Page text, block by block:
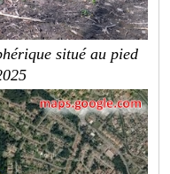
situé au pied